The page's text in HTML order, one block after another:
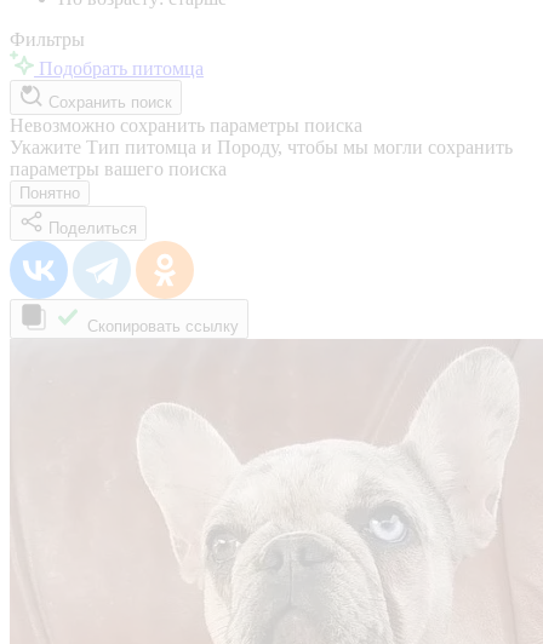
Фильтры
Подобрать питомца
Сохранить поиск
Невозможно сохранить параметры поиска
Укажите Тип питомца и Породу, чтобы мы могли сохранить
параметры вашего поиска
Понятно
Поделиться
Скопировать ссылку